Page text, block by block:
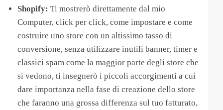
​Shopify: Ti mostrerò direttamente dal mio
Computer, click per click, come impostare e come
costruire uno store con un altissimo tasso di
conversione, senza utilizzare inutili banner, timer e
classici spam come la maggior parte degli store che
si vedono, ti insegnerò i piccoli accorgimenti a cui
dare importanza nella fase di creazione dello store
che faranno una grossa differenza sul tuo fatturato,